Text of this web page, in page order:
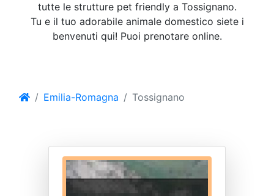
tutte le strutture pet friendly a Tossignano.
Tu e il tuo adorabile animale domestico siete i
benvenuti qui! Puoi prenotare online.
Emilia-Romagna Tossignano